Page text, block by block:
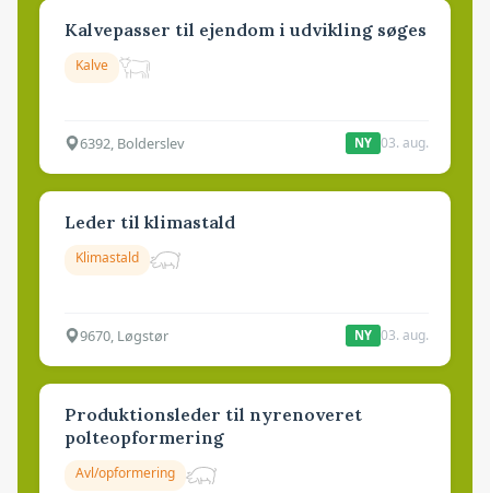
Kalvepasser til ejendom i udvikling søges
Kalve
6392, Bolderslev NY 03. aug.
Leder til klimastald
Klimastald
9670, Løgstør NY 03. aug.
Produktionsleder til nyrenoveret
polteopformering
Avl/opformering